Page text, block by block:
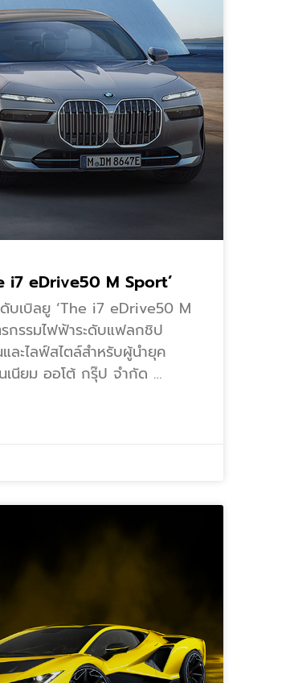
i7 eDrive50 M Sport’
บเบิลยู ‘The i7 eDrive50 M
กรรมไฟฟ้าระดับแฟลกชิป
ละไลฟ์สไตล์สำหรับผู้นำยุค
เนียม ออโต้ กรุ๊ป จำกัด …